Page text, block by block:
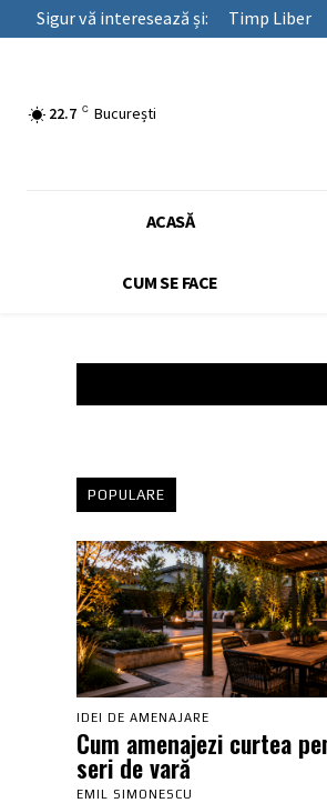
Sigur vă interesează și: Timp Liber
22.7 C București
ACASĂ
CUM SE FACE
POPULARE
IDEI DE AMENAJARE
Cum amenajezi curtea
seri de vară
EMIL SIMONESCU